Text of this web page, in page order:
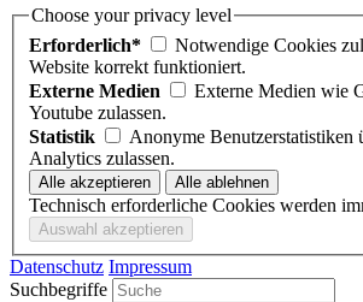
Choose your privacy level
Erforderlich*
Notwendige Cookies
Website korrekt funktioniert.
Externe Medien
Externe Medien wie
Youtube zulassen.
Statistik
Anonyme Benutzerstatistiken
Analytics zulassen.
Technisch erforderliche Cookies werden
Datenschutz Impressum
Suchbegriffe